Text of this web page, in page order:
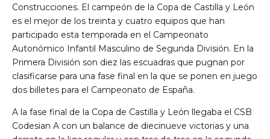
Construcciones. El campeón de la Copa de Castilla y León
es el mejor de los treinta y cuatro equipos que han
participado esta temporada en el Campeonato
Autonómico Infantil Masculino de Segunda División. En la
Primera División son diez las escuadras que pugnan por
clasificarse para una fase final en la que se ponen en juego
dos billetes para el Campeonato de España.
A la fase final de la Copa de Castilla y León llegaba el CSB
Codesian A con un balance de diecinueve victorias y una